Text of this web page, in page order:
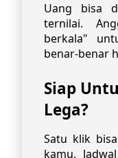
Uang bisa
ternilai.
berkala"
benar-benar
Siap
Lega?
Satu klik
kamu.